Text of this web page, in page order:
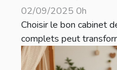
02/09/2025 0h
Choisir le bon cabinet
complets peut